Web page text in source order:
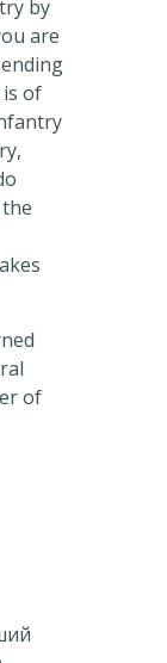
by
are
is of
of